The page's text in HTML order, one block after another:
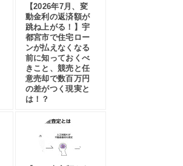
【2026年7月、変
動金利の返済額が
跳ね上がる！】宇
都宮市で住宅ロー
ンが払えなくなる
前に知っておくべ
きこと、競売と任
意売却で数百万円
の差がつく現実と
は！？